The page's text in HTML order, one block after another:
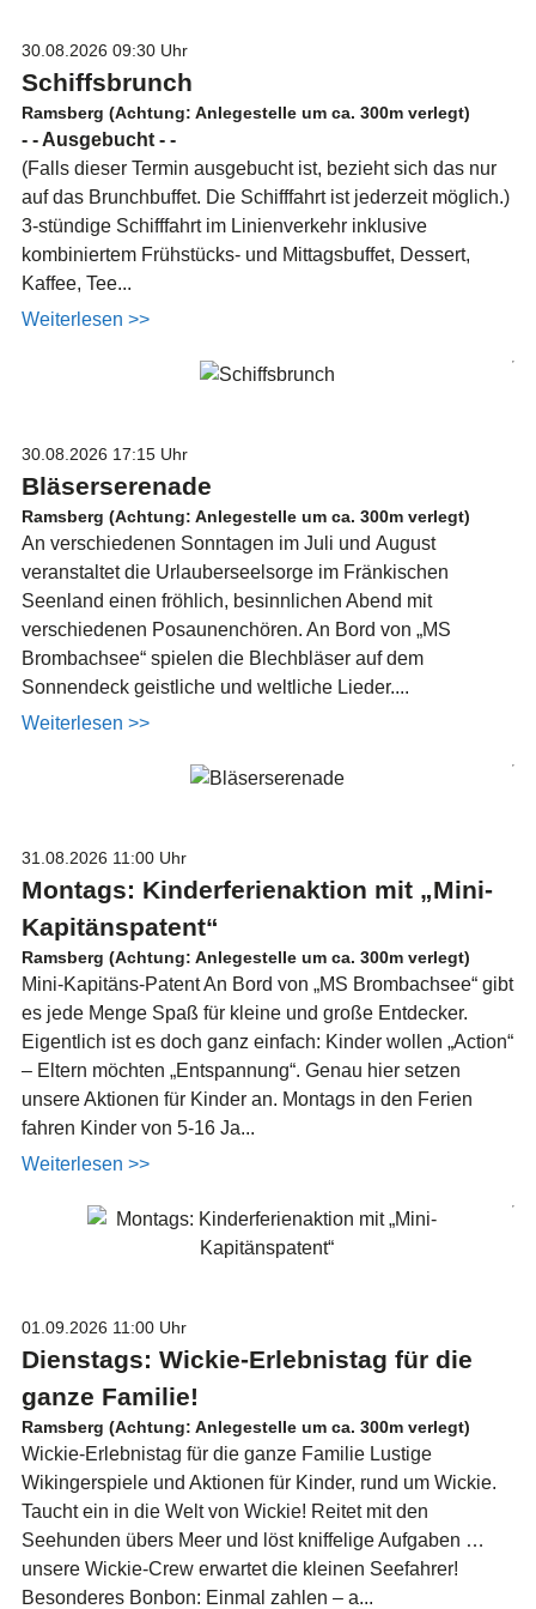
30.08.2026 09:30 Uhr
Schiffsbrunch
Ramsberg (Achtung: Anlegestelle um ca. 300m verlegt)
- - Ausgebucht - -
(Falls dieser Termin ausgebucht ist, bezieht sich das nur
auf das Brunchbuffet. Die Schifffahrt ist jederzeit möglich.)
3-stündige Schifffahrt im Linienverkehr inklusive
kombiniertem Frühstücks- und Mittagsbuffet, Dessert,
Kaffee, Tee...
Weiterlesen >>
30.08.2026 17:15 Uhr
Bläserserenade
Ramsberg (Achtung: Anlegestelle um ca. 300m verlegt)
An verschiedenen Sonntagen im Juli und August
veranstaltet die Urlauberseelsorge im Fränkischen
Seenland einen fröhlich, besinnlichen Abend mit
verschiedenen Posaunenchören. An Bord von „MS
Brombachsee“ spielen die Blechbläser auf dem
Sonnendeck geistliche und weltliche Lieder....
Weiterlesen >>
31.08.2026 11:00 Uhr
Montags: Kinderferienaktion mit „Mini-
Kapitänspatent“
Ramsberg (Achtung: Anlegestelle um ca. 300m verlegt)
Mini-Kapitäns-Patent An Bord von „MS Brombachsee“ gibt
es jede Menge Spaß für kleine und große Entdecker.
Eigentlich ist es doch ganz einfach: Kinder wollen „Action“
– Eltern möchten „Entspannung“. Genau hier setzen
unsere Aktionen für Kinder an. Montags in den Ferien
fahren Kinder von 5-16 Ja...
Weiterlesen >>
01.09.2026 11:00 Uhr
Dienstags: Wickie-Erlebnistag für die
ganze Familie!
Ramsberg (Achtung: Anlegestelle um ca. 300m verlegt)
Wickie-Erlebnistag für die ganze Familie Lustige
Wikingerspiele und Aktionen für Kinder, rund um Wickie.
Taucht ein in die Welt von Wickie! Reitet mit den
Seehunden übers Meer und löst kniffelige Aufgaben …
unsere Wickie-Crew erwartet die kleinen Seefahrer!
Besonderes Bonbon: Einmal zahlen – a...